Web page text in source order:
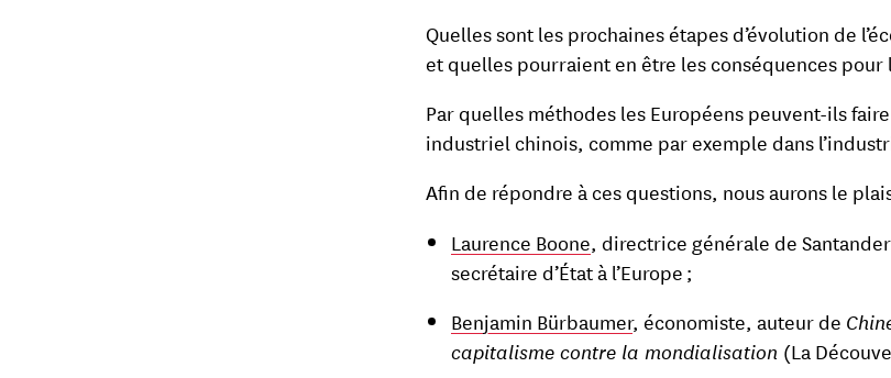
Quelles sont les prochaines étapes d’évolution de
et quelles pourraient en être les conséquences pour
Par quelles méthodes les Européens peuvent-ils faire
industriel chinois, comme par exemple dans
Afin de répondre à ces questions, nous aurons le
Laurence Boone, directrice générale de
secrétaire d’État à l’Europe ;
Benjamin Bürbaumer, économiste, auteur de
capitalisme contre la mondialisation (La